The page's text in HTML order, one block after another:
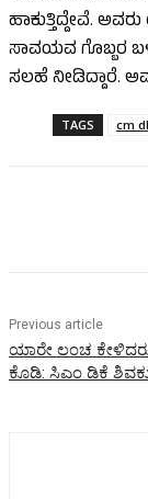
ಹಾಕುತ್ತಿದ್ದೇವೆ.
ಸಾವಯವ ಗೊಬ್ಬರ
ಸಲಹೆ ನೀಡಿದ್ದಾರೆ.
TAGS cm
Previous article
ಯಾರೇ ಲಂಚ
ಕೊಡಿ: ಸಿಎಂ ಡಿಕೆ